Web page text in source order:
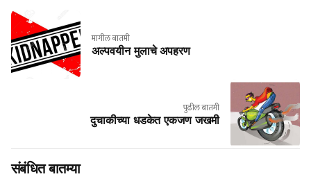
मागील बातमी
अल्पवयीन मुलाचे अपहरण
पुढील बातमी
दुचाकीच्या धडकेत एकजण जखमी
संबंधित बातम्या